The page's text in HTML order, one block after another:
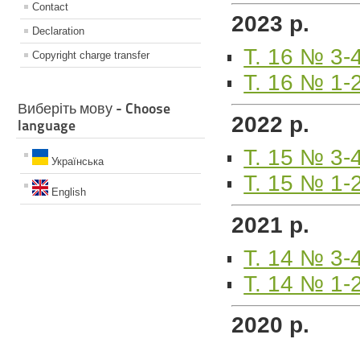
Contact
Declaration
Copyright charge transfer
Виберіть мову - Choose
language
Українська
English
2023 р.
Т. 16 № 3-
Т. 16 № 1-
2022 р.
Т. 15 № 3-
Т. 15 № 1-
2021 р.
Т. 14 № 3-
Т. 14 № 1-
2020 р.